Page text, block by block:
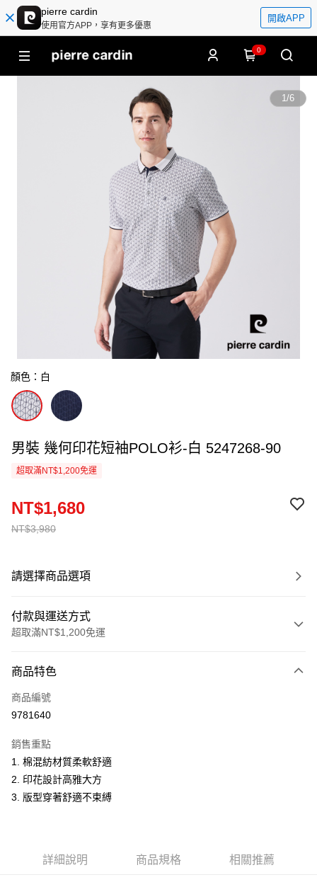
pierre cardin
使用官方APP，享有更多優惠
開啟APP
0
1/6
顏色：白
男裝 幾何印花短袖POLO衫-白 5247268-90
超取滿NT$1,200免運
NT$3,980
NT$1,680
請選擇商品選項
付款與運送方式
超取滿NT$1,200免運
信用卡一次付款
超商取貨付款
Apple Pay
悠遊付
商品特色
商品編號
9781640
銷售重點
1. 棉混紡材質柔軟舒適
2. 印花設計高雅大方
3. 版型穿著舒適不束縛
詳細說明 商品規格 相關推薦